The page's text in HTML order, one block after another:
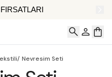
/ Nevresim Seti